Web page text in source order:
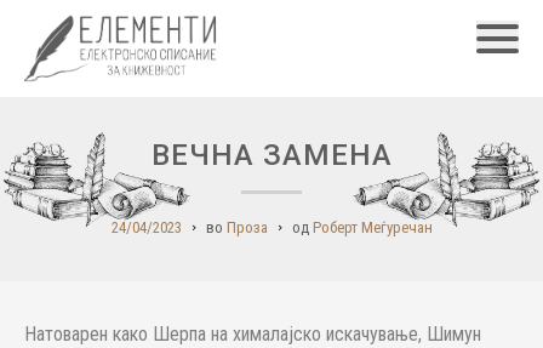
ВЕЧНА ЗАМЕНА
24/04/2023 во Проза од Роберт Меѓуречан
Натоварен како Шерпа на хималајско искачување, Шимун